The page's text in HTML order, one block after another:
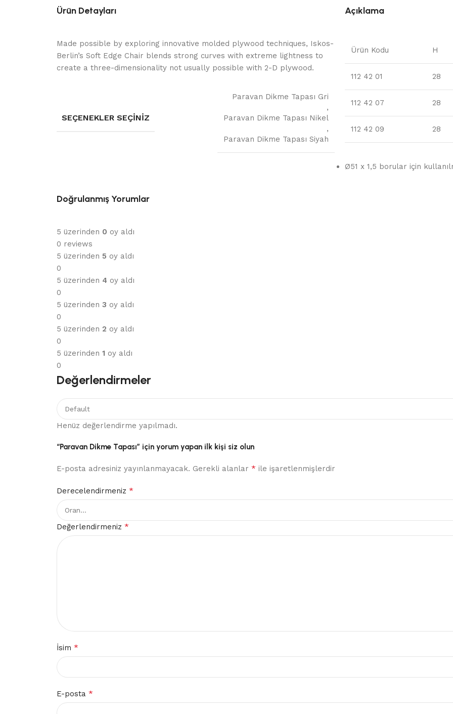
Ürün Detayları
Made possible by exploring innovative molded plywood techniques, Iskos-
Berlin’s Soft Edge Chair blends strong curves with extreme lightness to
create a three-dimensionality not usually possible with 2-D plywood.
SEÇENEKLER SEÇINIZ
Paravan Dikme Tapası Gri
,
Paravan Dikme Tapası Nikel
,
Paravan Dikme Tapası Siyah
Açıklama
Ürün Kodu H
112 42 01 28
112 42 07 28
112 42 09 28
Ø51 x 1,5 borular için
Doğrulanmış Yorumlar
5 üzerinden 0 oy aldı
0 reviews
5 üzerinden 5 oy aldı
0
5 üzerinden 4 oy aldı
0
5 üzerinden 3 oy aldı
0
5 üzerinden 2 oy aldı
0
5 üzerinden 1 oy aldı
0
Değerlendirmeler
Henüz değerlendirme yapılmadı.
“Paravan Dikme Tapası” için yorum yapan ilk kişi siz olun
E-posta adresiniz yayınlanmayacak. Gerekli alanlar * ile işaretlenmişlerdir
Derecelendirmeniz *
Değerlendirmeniz *
İsim *
E-posta *